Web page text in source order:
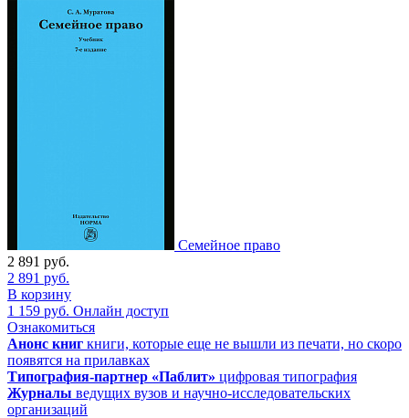
Семейное право
2 891 руб.
2 891 руб.
В корзину
1 159 руб. Онлайн доступ
Ознакомиться
Анонс книг книги, которые еще не вышли из печати, но скоро
появятся на прилавках
Типография-партнер «Паблит» цифровая типография
Журналы ведущих вузов и научно-исследовательских
организаций